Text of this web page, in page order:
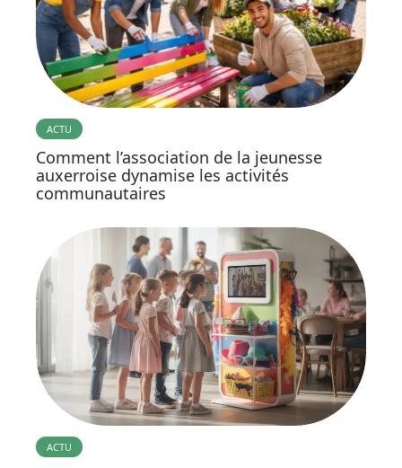
ACTU
Comment l’association de la jeunesse
auxerroise dynamise les activités
communautaires
ACTU